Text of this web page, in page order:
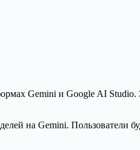
Gemini и Google AI Studio.
на Gemini. Пользователи